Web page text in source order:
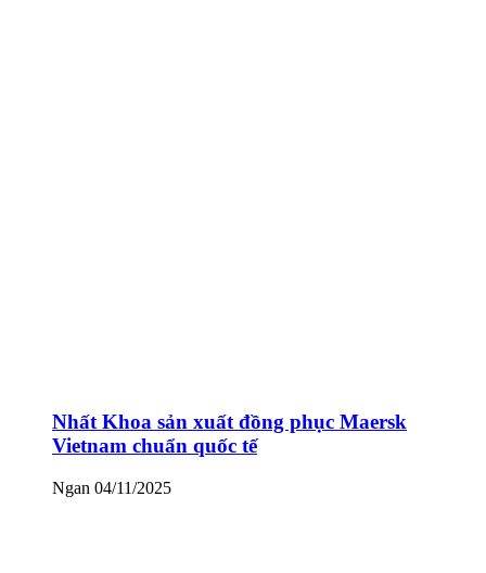
Nhất Khoa sản xuất đồng phục Maersk
Vietnam chuẩn quốc tế
Ngan 04/11/2025